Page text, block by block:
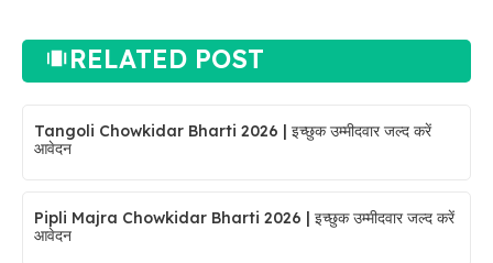
RELATED POST
Tangoli Chowkidar Bharti 2026 | इच्छुक उम्मीदवार जल्द करें
आवेदन
Pipli Majra Chowkidar Bharti 2026 | इच्छुक उम्मीदवार जल्द करें
आवेदन